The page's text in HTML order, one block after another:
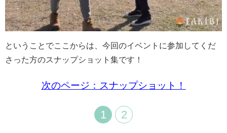
ということでここからは、今回のイベントに参加してくだ
さった方のスナップショット集です！
次のページ：スナップショット！
1 2